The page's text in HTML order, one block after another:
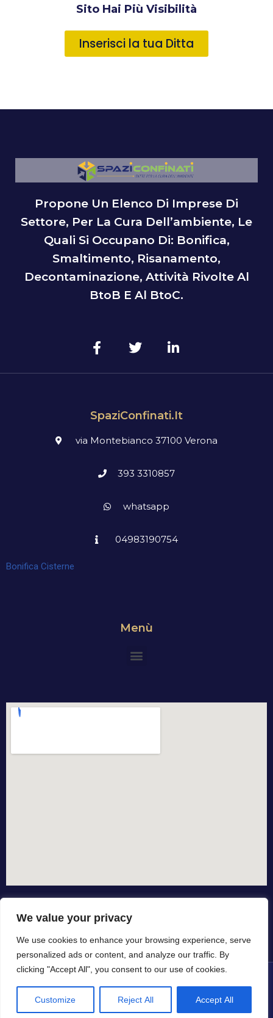
We value your privacy
We use cookies to enhance your browsing experience, serve
personalized ads or content, and analyze our traffic. By
clicking "Accept All", you consent to our use of cookies.
Customize Reject All Accept All
Sito Hai Più Visibilità
Inserisci la tua Ditta
Propone Un Elenco Di Imprese Di
Settore, Per La Cura Dell’ambiente, Le
Quali Si Occupano Di: Bonifica,
Smaltimento, Risanamento,
Decontaminazione, Attività Rivolte Al
BtoB E Al BtoC.
SpaziConfinati.it
via Montebianco 37100 Verona
393 3310857
whatsapp
04983190754
Bonifica Cisterne
Menù
© All rights reserved dal 2015
in collaborazione con by io-spurgo.it